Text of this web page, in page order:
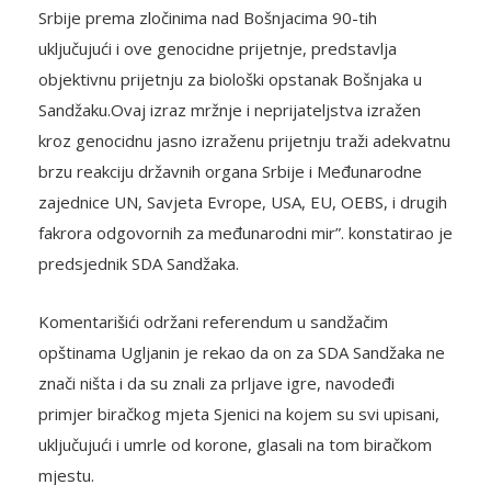
Srbije prema zločinima nad Bošnjacima 90-tih
uključujući i ove genocidne prijetnje, predstavlja
objektivnu prijetnju za biološki opstanak Bošnjaka u
Sandžaku.Ovaj izraz mržnje i neprijateljstva izražen
kroz genocidnu jasno izraženu prijetnju traži adekvatnu
brzu reakciju državnih organa Srbije i Međunarodne
zajednice UN, Savjeta Evrope, USA, EU, OEBS, i drugih
fakrora odgovornih za međunarodni mir”. konstatirao je
predsjednik SDA Sandžaka.
Komentarišići održani referendum u sandžačim
opštinama Ugljanin je rekao da on za SDA Sandžaka ne
znači ništa i da su znali za prljave igre, navodeđi
primjer biračkog mjeta Sjenici na kojem su svi upisani,
uključujući i umrle od korone, glasali na tom biračkom
mjestu.